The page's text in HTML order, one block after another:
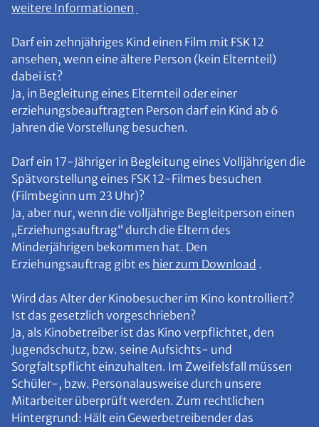
weitere Informationen
Darf ein zehnjähriges Kind einen Film mit FSK 12
ansehen, wenn eine ältere Person (kein Elternteil)
dabei ist?
Ja, in Begleitung eines Elternteil oder einer
erziehungsbeauftragten Person darf ein Kind ab 6
Jahren die Vorstellung besuchen.
Darf ein 17-Jähriger in Begleitung eines Volljährigen die
Spätvorstellung eines FSK 12-Filmes besuchen
(Filmbeginn um 23 Uhr)?
Ja, aber nur, wenn die volljährige Begleitperson einen
„Erziehungsauftrag“ durch die Eltern des
Minderjährigen bekommen hat. Den
Erziehungsauftrag gibt es hier zum Download .
Wird das Alter der Kinobesucher im Kino kontrolliert?
Ist das gesetzlich vorgeschrieben?
Ja, als Kinobetreiber ist das Kino verpflichtet, den
Jugendschutz, bzw. seine Aufsichts- und
Sorgfaltspflicht einzuhalten. Im Zweifelsfall müssen
Schüler-, bzw. Personalausweise durch unsere
Mitarbeiter überprüft werden. Zum rechtlichen
Hintergrund: Hält ein Gewerbetreibender das